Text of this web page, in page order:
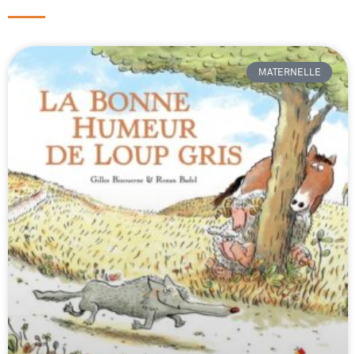
MATERNELLE